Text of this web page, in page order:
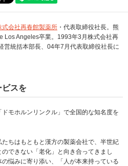
式会社再春館製薬所 ・代表取締役社長。熊
Los Angeles卒業。1993年3月株式会社再
営統括本部長、04年7月代表取締役社長に
スを
「ドモホルンリンクル」で全国的な知名度を
たちはもともと漢方の製薬会社で、半世紀
できない「老化」と向き合ってきまし
悩みに寄り添い、「人が本来持っている